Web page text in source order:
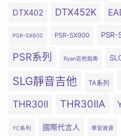
DTX402 DTX452K
PSR-SX600 PSR-SX900 PSR-
PSR系列 Ryan吉他指南
SLG靜音吉他 TA系列
THR30II THR30IIA
YC系列 國際代言人 學習資源